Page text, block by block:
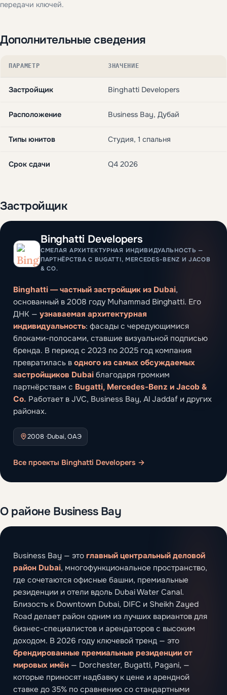
передачи ключей.
Дополнительные сведения
ПАРАМЕТР ЗНАЧЕНИЕ
Застройщик Binghatti Developers
Расположение Business Bay, Дубай
Типы юнитов Студия, 1 спальня
Срок сдачи Q4 2026
Застройщик
Binghatti Developers
СМЕЛАЯ АРХИТЕКТУРНАЯ ИНДИВИДУАЛЬНОСТЬ —
ПАРТНЁРСТВА С BUGATTI, MERCEDES-BENZ И JACOB
& CO.
Binghatti — частный застройщик из Dubai,
основанный в 2008 году Muhammad Binghatti. Его
ДНК — узнаваемая архитектурная
индивидуальность: фасады с чередующимися
блоками-полосами, ставшие визуальной подписью
бренда. В период с 2023 по 2025 год компания
превратилась в одного из самых обсуждаемых
застройщиков Dubai благодаря громким
партнёрствам с Bugatti, Mercedes-Benz и Jacob &
Co. Работает в JVC, Business Bay, Al Jaddaf и других
районах.
2008 ·Dubai, ОАЭ
Все проекты Binghatti Developers →
О районе Business Bay
Business Bay — это главный центральный деловой
район Dubai, многофункциональное пространство,
где сочетаются офисные башни, премиальные
резиденции и отели вдоль Dubai Water Canal.
Близость к Downtown Dubai, DIFC и Sheikh Zayed
Road делает район одним из лучших вариантов для
бизнес-специалистов и арендаторов с высоким
доходом. В 2026 году ключевой тренд — это
брендированные премиальные резиденции от
мировых имён — Dorchester, Bugatti, Pagani, —
которые приносят надбавку к цене и арендной
ставке до 35% по сравнению со стандартными